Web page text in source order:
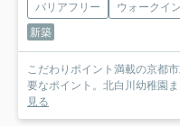
バリアフリー
ウォークイ
新築
こだわりポイント満載の京都
要なポイント。北白川幼稚園
見る